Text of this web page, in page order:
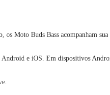
Moto Buds Bass acompanham
e iOS. Em dispositivos